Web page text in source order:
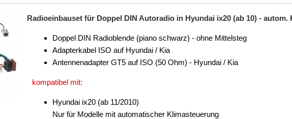
Radioeinbauset für Doppel DIN Autoradio in Hyundai ix20 (ab 10) - autom.
Doppel DIN Radioblende (piano schwarz) - ohne Mittelsteg
Adapterkabel ISO auf Hyundai / Kia
Antennenadapter GT5 auf ISO (50 Ohm) - Hyundai / Kia
kompatibel mit:
Hyundai ix20 (ab 11/2010)
Nur für Modelle mit automatischer Klimasteuerung